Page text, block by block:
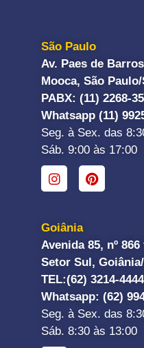
São Paulo
Av. Paes de
Mooca, São Paulo/
PABX: (11) 2268-
Whatsapp (11)
Seg. à Sex. das
Sáb. 9:00 às 17:00
Goiânia
Avenida 85, nº 866
Setor Sul,
TEL:(62) 3214-4444|
Whatsapp: (62)
Seg. à Sex. das
Sáb. 8:30 às 13:00